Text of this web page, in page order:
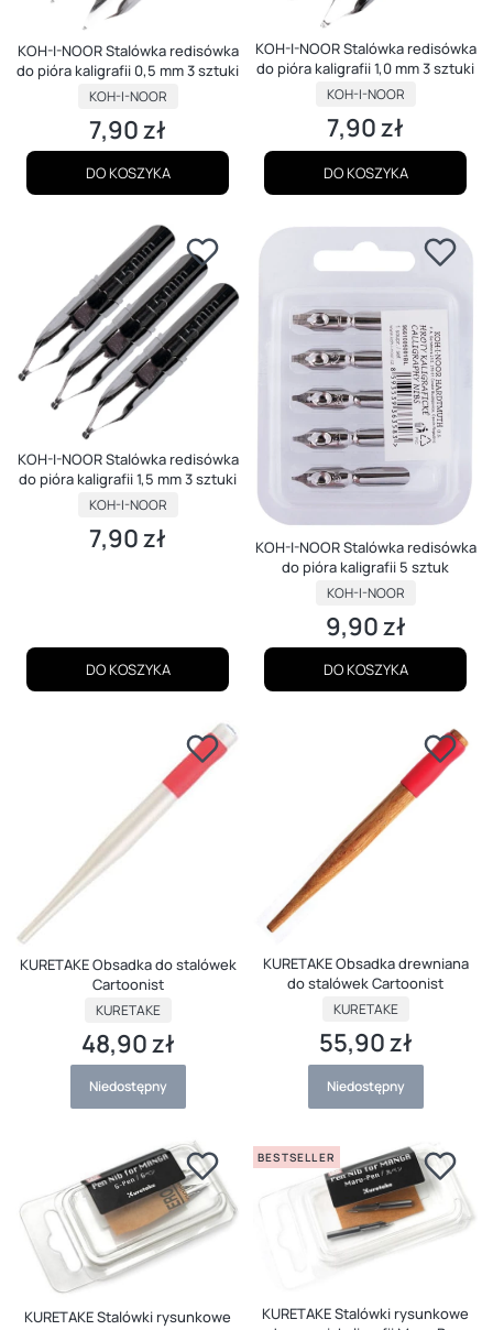
KOH-I-NOOR Stalówka redisówka
do pióra kaligrafii 0,5 mm 3 sztuki
PRODUCENT
KOH-I-NOOR
Cena
7,90 zł
DO KOSZYKA
KOH-I-NOOR Stalówka redisówka
do pióra kaligrafii 1,0 mm 3 sztuki
PRODUCENT
KOH-I-NOOR
Cena
7,90 zł
DO KOSZYKA
KOH-I-NOOR Stalówka redisówka
do pióra kaligrafii 1,5 mm 3 sztuki
PRODUCENT
KOH-I-NOOR
Cena
7,90 zł
DO KOSZYKA
KOH-I-NOOR Stalówka redisówka
do pióra kaligrafii 5 sztuk
PRODUCENT
KOH-I-NOOR
Cena
9,90 zł
DO KOSZYKA
KURETAKE Obsadka do stalówek
Cartoonist
PRODUCENT
KURETAKE
Cena
48,90 zł
Niedostępny
KURETAKE Obsadka drewniana
do stalówek Cartoonist
PRODUCENT
KURETAKE
Cena
55,90 zł
Niedostępny
KURETAKE Stalówki rysunkowe
BESTSELLER
KURETAKE Stalówki rysunkowe